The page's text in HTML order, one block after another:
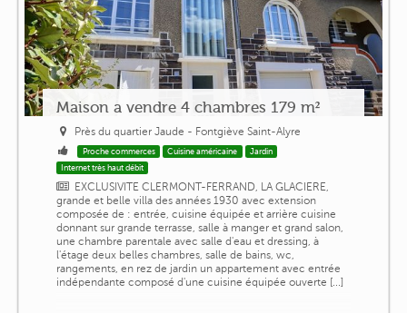
Maison a vendre 4 chambres 179 m²
Près du quartier Jaude - Fontgiève Saint-Alyre
Proche commerces Cuisine américaine
Jardin
Internet très haut débit
EXCLUSIVITE CLERMONT-FERRAND, LA GLACIERE,
grande et belle villa des années 1930 avec extension
composée de : entrée, cuisine équipée et arrière cuisine
donnant sur grande terrasse, salle à manger et grand salon,
une chambre parentale avec salle d'eau et dressing, à
l'étage deux belles chambres, salle de bains, wc,
rangements, en rez de jardin un appartement avec entrée
indépendante composé d'une cuisine équipée ouverte [...]